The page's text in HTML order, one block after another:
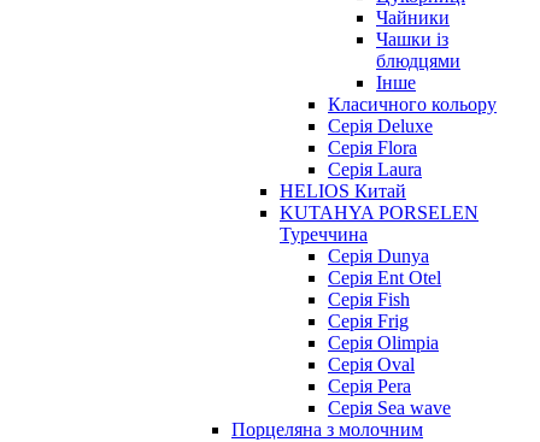
Чайники
Чашки із
блюдцями
Інше
Класичного кольору
Серія Deluxe
Серія Flora
Серія Laura
HELIOS Китай
KUTAHYA PORSELEN
Туреччина
Серія Dunya
Серія Ent Otel
Серія Fish
Серія Frig
Серія Olimpia
Серія Oval
Серія Pera
Серія Sea wave
Порцеляна з молочним